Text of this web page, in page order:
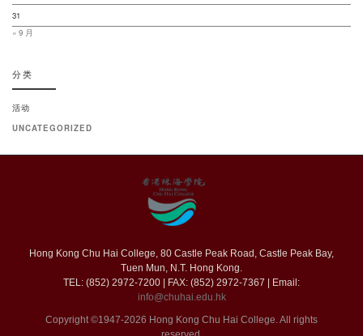
31
« 9 月
分类
活动
UNCATEGORIZED
Hong Kong Chu Hai College, 80 Castle Peak Road, Castle Peak Bay,
Tuen Mun, N.T. Hong Kong.
TEL: (852) 2972-7200 | FAX: (852) 2972-7367 | Email:
info@chuhai.edu.hk
Copyright ©1947-2026 Hong Kong Chu Hai College. All rights